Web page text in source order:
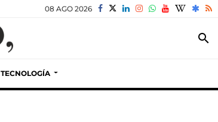
08 AGO 2026
search
TECNOLOGÍA